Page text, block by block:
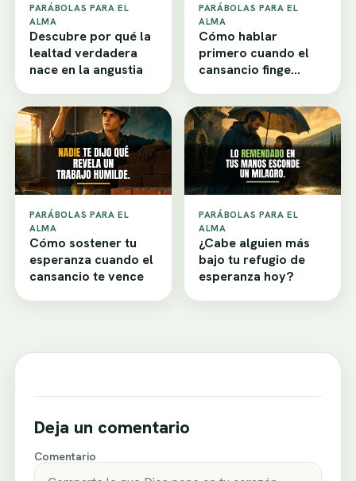
PARÁBOLAS PARA EL
ALMA
Descubre por qué la
lealtad verdadera
nace en la angustia
PARÁBOLAS PARA EL
ALMA
Cómo hablar
primero cuando el
cansancio finge
PARÁBOLAS PARA EL
ALMA
Cómo sostener tu
esperanza cuando el
cansancio te vence
PARÁBOLAS PARA EL
ALMA
¿Cabe alguien más
bajo tu refugio de
esperanza hoy?
Deja un comentario
Comentario